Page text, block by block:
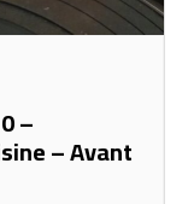
–
– Avant